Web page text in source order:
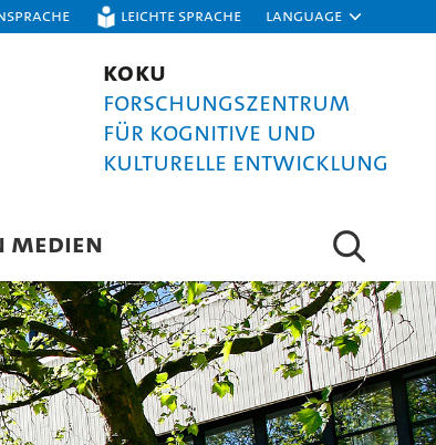
Leichte Sprache Language
KOKU
Forschungszentrum
für kognitive und
kulturelle Entwicklung
MEDIEN